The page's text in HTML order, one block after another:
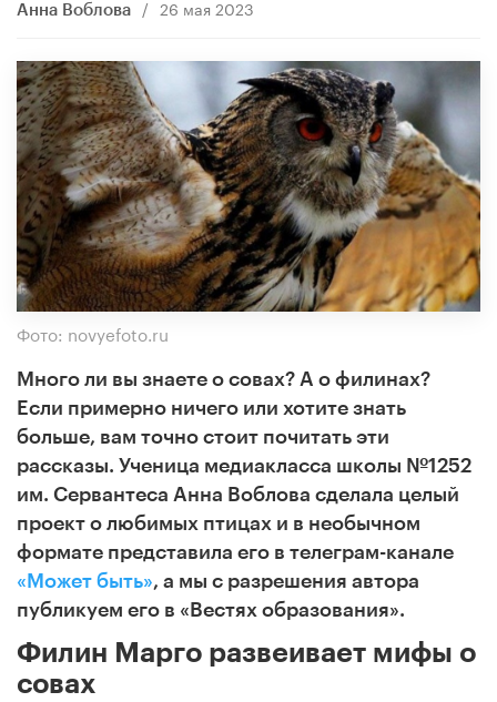
Анна Воблова / 26 мая 2023
Фото: novyefoto.ru
Много ли вы знаете о совах? А о филинах?
Если примерно ничего или хотите знать
больше, вам точно стоит почитать эти
рассказы. Ученица медиакласса школы №1252
им. Сервантеса Анна Воблова сделала целый
проект о любимых птицах и в необычном
формате представила его в телеграм-канале
«Может быть», а мы с разрешения автора
публикуем его в «Вестях образования».
Филин Марго развеивает мифы о
совах